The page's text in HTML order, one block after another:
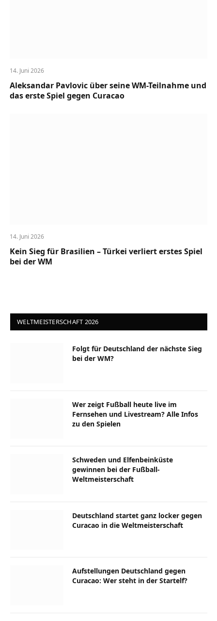
14. Juni 2026
Aleksandar Pavlovic über seine WM-Teilnahme und
das erste Spiel gegen Curacao
14. Juni 2026
Kein Sieg für Brasilien – Türkei verliert erstes Spiel
bei der WM
WELTMEISTERSCHAFT 2026
Folgt für Deutschland der nächste Sieg
bei der WM?
Wer zeigt Fußball heute live im
Fernsehen und Livestream? Alle Infos
zu den Spielen
Schweden und Elfenbeinküste
gewinnen bei der Fußball-
Weltmeisterschaft
Deutschland startet ganz locker gegen
Curacao in die Weltmeisterschaft
Aufstellungen Deutschland gegen
Curacao: Wer steht in der Startelf?